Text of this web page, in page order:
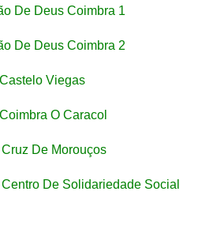
De Deus Coimbra 1
De Deus Coimbra 2
Viegas
O Caracol
De Morouços
De Solidariedade Social